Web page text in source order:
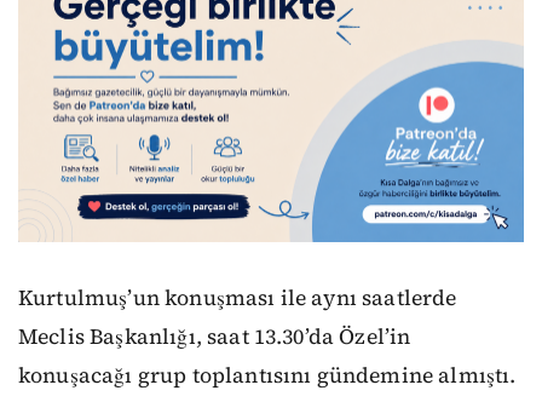
Kurtulmuş’un konuşması ile aynı saatlerde
Meclis Başkanlığı, saat 13.30’da Özel’in
konuşacağı grup toplantısını gündemine almıştı.